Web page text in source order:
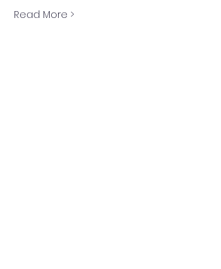
Read More >